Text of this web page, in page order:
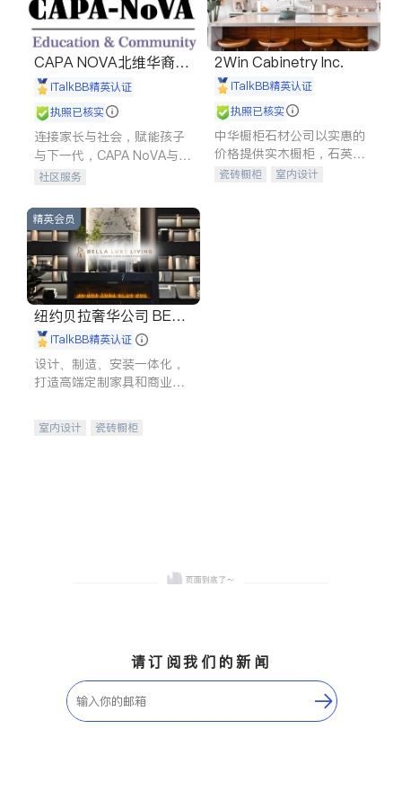
CAPA NOVA北维华裔家
长会iTalkBB精英认证
执照已核实
连接家长与社会，赋能孩子
与下一代，CAPA NoVA与您
携手建设包容、公平、充满
社区服务
2Win Cabinetry Inc.
iTalkBB精英认证
执照已核实
中华橱柜石材公司以实惠的
价格提供实木橱柜，石英石
台面，多种优质不锈钢水
瓷砖橱柜
室内设计
精英会员
纽约贝拉奢华公司 BELL
A LUXE
iTalkBB精英认证
设计、制造、安装一体化，
打造高端定制家具和商业空
室内设计
瓷砖橱柜
请订阅我们的新闻